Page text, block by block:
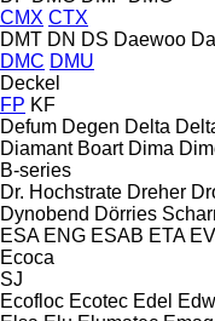
CMX CTX
DMT DN DS Daewoo
DMC DMU
Deckel
FP KF
Defum Degen Delta
Diamant Boart Dima
B-series
Dr. Hochstrate Dreher
Dynobend Dörries
ESA ENG ESAB ETA
Ecoca
SJ
Ecofloc Ecotec Edel